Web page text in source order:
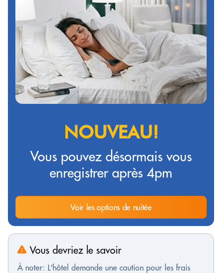
NOUVEAU!
Vous pouvez désormais vous
enregistrer après 4pm
Voir les options de nuitée
Vous devriez le savoir
À noter: L'hôtel demande une caution pour les frais